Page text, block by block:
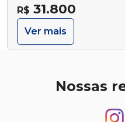
R$ 31.800
Ver mais
Nossas